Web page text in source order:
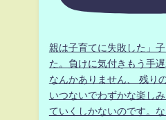
親は子育てに失敗した」
た。負けに気付きもう手
なんかありません、 残り
いつないでわずかな楽し
ていくしかないのです。な